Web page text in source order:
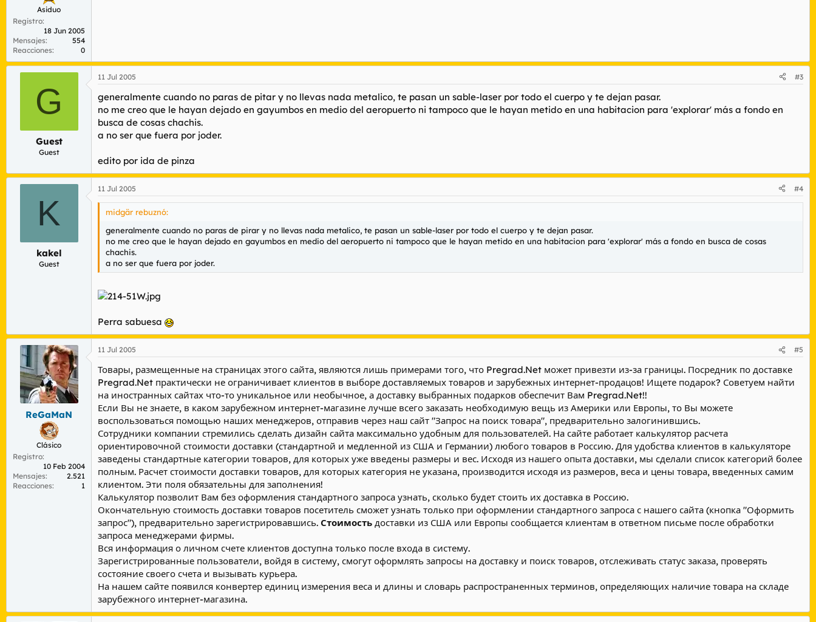
Asiduo
Registro
18 Jun 2005
Mensajes
554
Reacciones
0
G
Guest
Guest
11 Jul 2005 #3
generalmente cuando no paras de pitar y no llevas nada metalico, te pasan un sable-laser por todo el cuerpo y te dejan pasar.
no me creo que le hayan dejado en gayumbos en medio del aeropuerto ni tampoco que le hayan metido en una habitacion para 'explorar' más a fondo en
busca de cosas chachis.
a no ser que fuera por joder.
edito por ida de pinza
K
kakel
Guest
11 Jul 2005 #4
midgär rebuznó:
generalmente cuando no paras de pirar y no llevas nada metalico, te pasan un sable-laser por todo el cuerpo y te dejan pasar.
no me creo que le hayan dejado en gayumbos en medio del aeropuerto ni tampoco que le hayan metido en una habitacion para 'explorar' más a fondo en busca de cosas
chachis.
a no ser que fuera por joder.
Perra sabuesa
ReGaMaN
Clásico
Registro
10 Feb 2004
Mensajes
2.521
Reacciones
1
11 Jul 2005 #5
Товары, размещенные на страницах этого сайта, являются лишь примерами того, что Pregrad.Net может привезти из-за границы. Посредник по доставке
Pregrad.Net практически не ограничивает клиентов в выборе доставляемых товаров и зарубежных интернет-продацов! Ищете подарок? Советуем найти
на иностранных сайтах что-то уникальное или необычное, а доставку выбранных подарков обеспечит Вам Pregrad.Net!!
Если Вы не знаете, в каком зарубежном интернет-магазине лучше всего заказать необходимую вещь из Америки или Европы, то Вы можете
воспользоваться помощью наших менеджеров, отправив через наш сайт "Запрос на поиск товара", предварительно залогинившись.
Сотрудники компании стремились сделать дизайн сайта максимально удобным для пользователей. На сайте работает калькулятор расчета
ориентировочной стоимости доставки (стандартной и медленной из США и Германии) любого товаров в Россию. Для удобства клиентов в калькуляторе
заведены стандартные категории товаров, для которых уже введены размеры и вес. Исходя из нашего опыта доставки, мы сделали список категорий более
полным. Расчет стоимости доставки товаров, для которых категория не указана, производится исходя из размеров, веса и цены товара, введенных самим
клиентом. Эти поля обязательны для заполнения!
Калькулятор позволит Вам без оформления стандартного запроса узнать, сколько будет стоить их доставка в Россию.
Окончательную стоимость доставки товаров посетитель сможет узнать только при оформлении стандартного запроса с нашего сайта (кнопка "Оформить
запрос"), предварительно зарегистрировавшись. Стоимость доставки из США или Европы сообщается клиентам в ответном письме после обработки
запроса менеджерами фирмы.
Вся информация о личном счете клиентов доступна только после входа в систему.
Зарегистрированные пользователи, войдя в систему, смогут оформлять запросы на доставку и поиск товаров, отслеживать статус заказа, проверять
состояние своего счета и вызывать курьера.
На нашем сайте появился конвертер единиц измерения веса и длины и словарь распространенных терминов, определяющих наличие товара на складе
зарубежного интернет-магазина.